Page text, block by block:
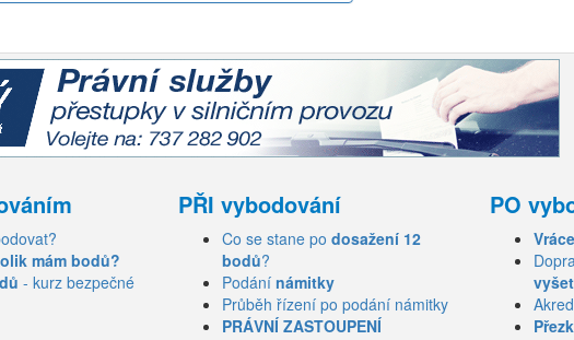
mám bodů?
- kurz bezpečné
PŘI vybodování
Co se stane po dosažení 12
bodů?
Podání námitky
Průběh řízení po podání námitky
PRÁVNÍ ZASTOUPENÍ
PO